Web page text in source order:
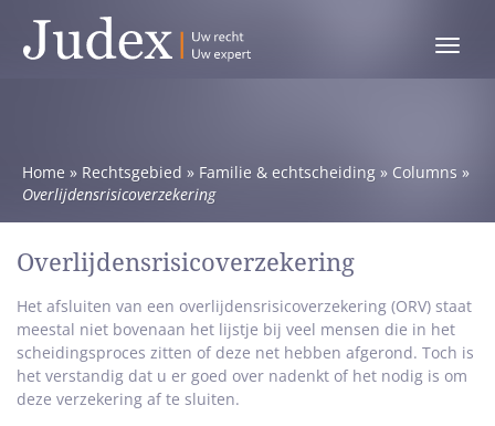
Toggle
Home » Rechtsgebied » Familie & echtscheiding » Columns »
Overlijdensrisicoverzekering
Overlijdensrisicoverzekering
Het afsluiten van een overlijdensrisicoverzekering (ORV) staat
meestal niet bovenaan het lijstje bij veel mensen die in het
scheidingsproces zitten of deze net hebben afgerond. Toch is
het verstandig dat u er goed over nadenkt of het nodig is om
deze verzekering af te sluiten.